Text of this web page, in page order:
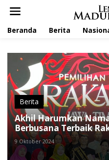
Beranda Berita
Berita
Akhil Harumkan
Berbusana Terbaik
9 Oktober 2024